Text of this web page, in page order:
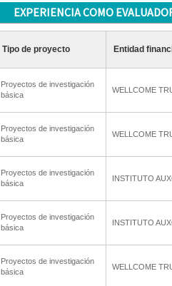
EXPERIENCIA COMO
Tipo de proyecto Entidad
Proyectos de investigación
básica
WELLCOME
Proyectos de investigación
básica
WELLCOME
Proyectos de investigación
básica
INSTITUTO
Proyectos de investigación
básica
INSTITUTO
Proyectos de investigación
básica
WELLCOME